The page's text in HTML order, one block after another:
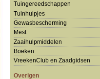
Tuingereedschappen
Tuinhulpjes
Gewasbescherming
Mest
Zaaihulpmiddelen
Boeken
VreekenClub en Zaadgidsen
Overigen